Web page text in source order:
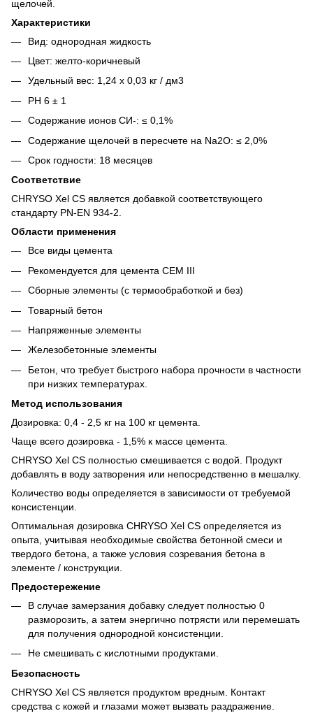
щелочей.
Характеристики
Вид: однородная жидкость
Цвет: желто-коричневый
Удельный вес: 1,24 х 0,03 кг / дм3
РН 6 ± 1
Содержание ионов СИ-: ≤ 0,1%
Содержание щелочей в пересчете на Na2O: ≤ 2,0%
Срок годности: 18 месяцев
Соответствие
CHRYSO Xel CS является добавкой соответствующего
стандарту PN-EN 934-2.
Области применения
Все виды цемента
Рекомендуется для цемента СЕМ III
Сборные элементы (с термообработкой и без)
Товарный бетон
Напряженные элементы
Железобетонные элементы
Бетон, что требует быстрого набора прочности в частности
при низких температурах.
Метод использования
Дозировка: 0,4 - 2,5 кг на 100 кг цемента.
Чаще всего дозировка - 1,5% к массе цемента.
CHRYSO Xel CS полностью смешивается с водой. Продукт
добавлять в воду затворения или непосредственно в мешалку.
Количество воды определяется в зависимости от требуемой
консистенции.
Оптимальная дозировка CHRYSO Xel CS определяется из
опыта, учитывая необходимые свойства бетонной смеси и
твердого бетона, а также условия созревания бетона в
элементе / конструкции.
Предостережение
В случае замерзания добавку следует полностью 0
разморозить, а затем энергично потрясти или перемешать
для получения однородной консистенции.
Не смешивать с кислотными продуктами.
Безопасность
CHRYSO Xel CS является продуктом вредным. Контакт
средства с кожей и глазами может вызвать раздражение.